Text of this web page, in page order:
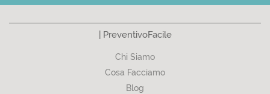
| PreventivoFacile
Chi Siamo
Cosa Facciamo
Blog